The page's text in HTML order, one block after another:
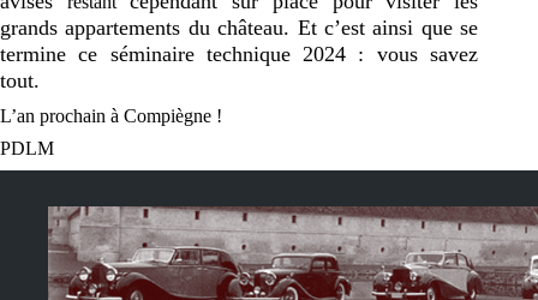
grands appartements du château. Et c’est ainsi que se
termine ce séminaire technique 2024 : vous savez
tout.
L’an prochain à Compiègne !
PDLM